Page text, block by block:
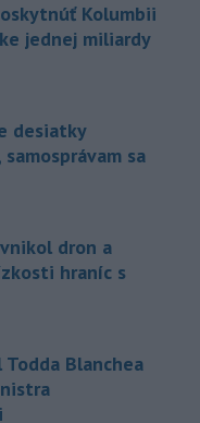
Kolumbii
jednej miliardy
desiatky
sa
dron a
hraníc s
Blanchea